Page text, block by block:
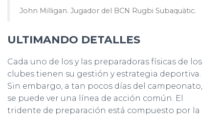
John Milligan. Jugador del BCN Rugbi Subaquàtic.
ULTIMANDO DETALLES
Cada uno de los y las preparadoras físicas de los
clubes tienen su gestión y estrategia deportiva.
Sin embargo, a tan pocos días del campeonato,
se puede ver una línea de acción común. El
tridente de preparación está compuesto por la